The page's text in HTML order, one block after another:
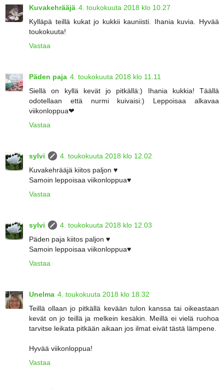
Kuvakehrääjä 4. toukokuuta 2018 klo 10.27
Kylläpä teillä kukat jo kukkii kauniisti. Ihania kuvia. Hyvää
toukokuuta!
Vastaa
Päden paja 4. toukokuuta 2018 klo 11.11
Siellä on kyllä kevät jo pitkällä:) Ihania kukkia! Täällä
odotellaan että nurmi kuivaisi:) Leppoisaa alkavaa
viikonloppua❤
Vastaa
sylvi
4. toukokuuta 2018 klo 12.02
Kuvakehrääjä kiitos paljon ♥
Samoin leppoisaa viikonloppua♥
Vastaa
sylvi
4. toukokuuta 2018 klo 12.03
Päden paja kiitos paljon ♥
Samoin leppoisaa viikonloppua♥
Vastaa
Unelma 4. toukokuuta 2018 klo 18.32
Teillä ollaan jo pitkällä kevään tulon kanssa tai oikeastaan
kevät on jo teillä ja melkein kesäkin. Meillä ei vielä ruohoa
tarvitse leikata pitkään aikaan jos ilmat eivät tästä lämpene.
Hyvää viikonloppua!
Vastaa